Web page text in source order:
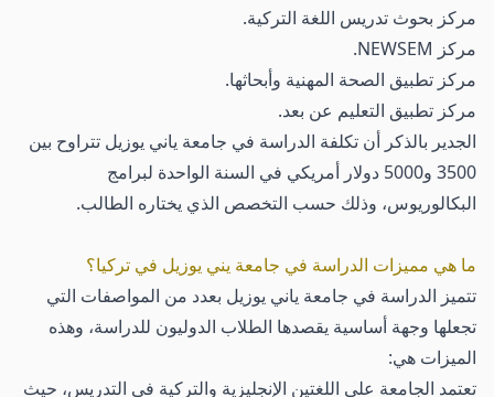
مركز بحوث تدريس اللغة التركية.
مركز NEWSEM.
مركز تطبيق الصحة المهنية وأبحاثها.
مركز تطبيق التعليم عن بعد.
الجدير بالذكر أن تكلفة الدراسة في جامعة ياني يوزيل تتراوح بين
3500 و5000 دولار أمريكي في السنة الواحدة لبرامج
البكالوريوس، وذلك حسب التخصص الذي يختاره الطالب.
ما هي مميزات الدراسة في جامعة يني يوزيل في تركيا؟
تتميز الدراسة في جامعة ياني يوزيل بعدد من المواصفات التي
تجعلها وجهة أساسية يقصدها الطلاب الدوليون للدراسة، وهذه
الميزات هي:
تعتمد الجامعة على اللغتين الإنجليزية والتركية في التدريس، حيث